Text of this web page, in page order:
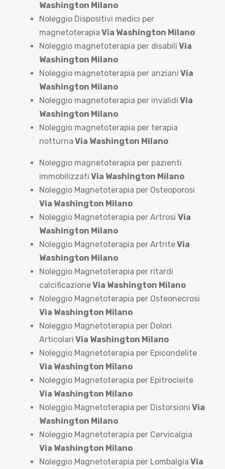
Washington Milano
Noleggio Dispositivi medici per
magnetoterapia Via Washington Milano
Noleggio magnetoterapia per disabili Via
Washington Milano
Noleggio magnetoterapia per anziani Via
Washington Milano
Noleggio magnetoterapia per invalidi Via
Washington Milano
Noleggio magnetoterapia per terapia
notturna Via Washington Milano
Noleggio magnetoterapia per pazienti
immobilizzati Via Washington Milano
Noleggio Magnetoterapia per Osteoporosi
Via Washington Milano
Noleggio Magnetoterapia per Artrosi Via
Washington Milano
Noleggio Magnetoterapia per ArtriteVia
Washington Milano
Noleggio Magnetoterapia per ritardi
calcificazioneVia Washington Milano
Noleggio Magnetoterapia per Osteonecrosi
Via Washington Milano
Noleggio Magnetoterapia per Dolori
Articolari Via Washington Milano
Noleggio Magnetoterapia per Epicondelite
Via Washington Milano
Noleggio Magnetoterapia per Epitrocleite
Via Washington Milano
Noleggio Magnetoterapia per Distorsioni Via
Washington Milano
Noleggio Magnetoterapia per Cervicalgia
Via Washington Milano
Noleggio Magnetoterapia per Lombalgia Via